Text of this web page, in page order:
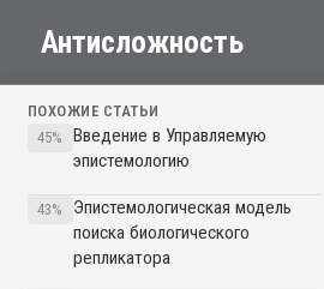
Антисложность
ПОХОЖИЕ СТАТЬИ
45%
Введение в Управляемую
эпистемологию
43%
Эпистемологическая модель
поиска биологического
репликатора